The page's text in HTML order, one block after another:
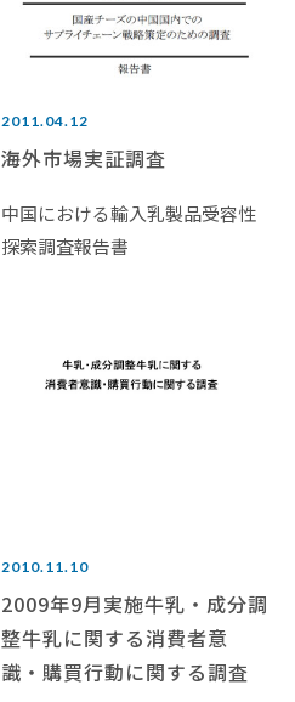
2011.04.12
海外市場実証調査
中国における輸入乳製品受容性
探索調査報告書
2010.11.10
2009年9月実施牛乳・成分調
整牛乳に関する消費者意
識・購買行動に関する調査